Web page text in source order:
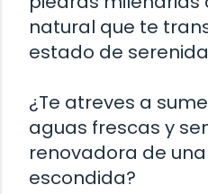
natural que te
estado de
¿Te atreves a
aguas frescas y
renovadora de
escondida?